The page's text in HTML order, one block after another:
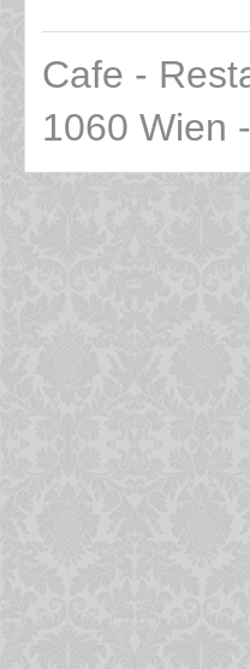
Cafe -
1060 Wien